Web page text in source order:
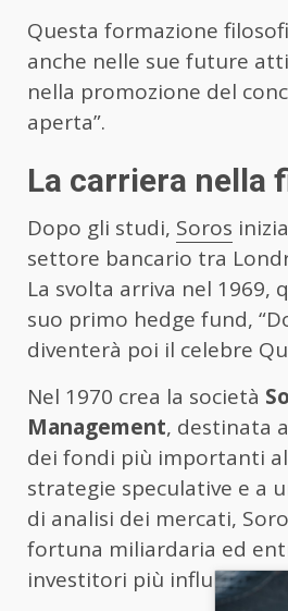
Questa formazione
anche nelle sue future
nella promozione del
aperta”.
La carriera nella
Dopo gli studi, Soros
settore bancario tra
La svolta arriva nel 1969,
suo primo hedge fund,
diventerà poi il celebre
Nel 1970 crea la società
Management, destinata
dei fondi più importanti al
strategie speculative e a
di analisi dei mercati,
fortuna miliardaria ed
investitori più influenti